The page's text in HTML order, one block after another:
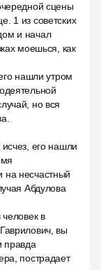
сцены
1 из советских
и начал
моешься, как
нашли утром
но вся
его нашли
на несчастный
Абдулова
в
вы
правда
пострадает